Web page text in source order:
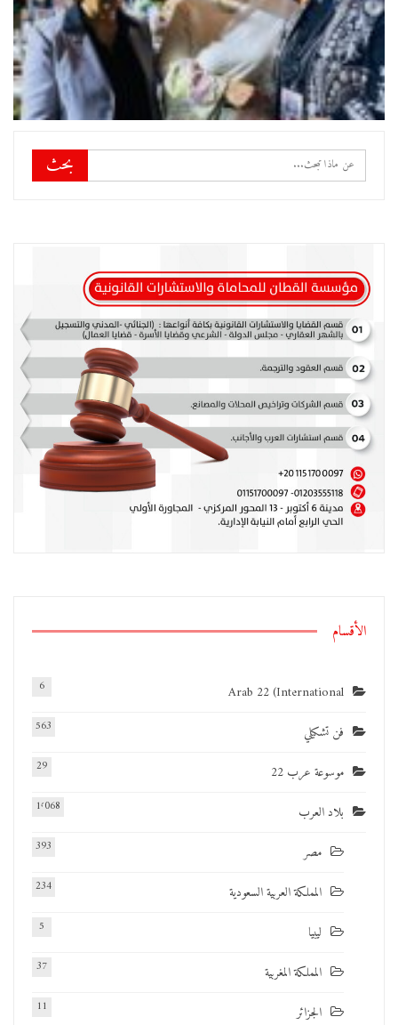
الأقسام
Arab 22 (International
6
فن تشكيلي 563
موسوعة عرب 22 29
بلاد العرب 1٬068
مصر 393
المملكة العربية السعودية 234
ليبيا 5
المملكة المغربية 37
الجزائر 11